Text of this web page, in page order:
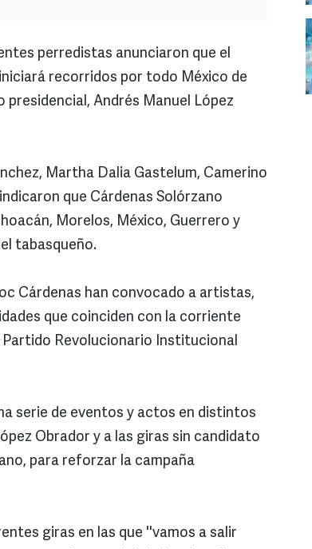
perredistas anunciaron que el
recorridos por todo México de
Andrés Manuel López
Martha Dalia Gastelum, Camerino
que Cárdenas Solórzano
Morelos, México, Guerrero y
tabasqueño.
Cárdenas han convocado a artistas,
que coinciden con la corriente
Revolucionario Institucional
serie de eventos y actos en distintos
Obrador y a las giras sin candidato
para reforzar la campaña
giras en las que ''vamos a salir